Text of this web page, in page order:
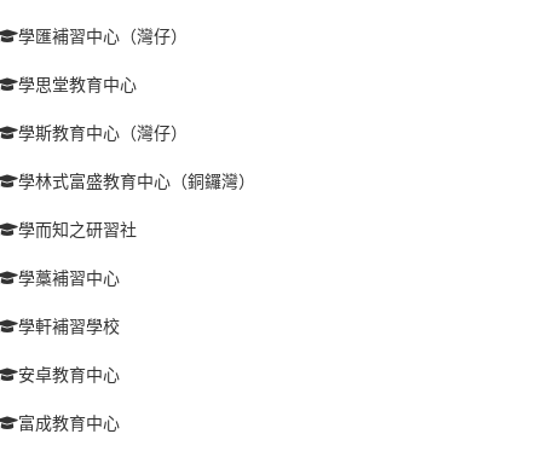
學匯補習中心（灣仔）
學思堂教育中心
學斯教育中心（灣仔）
學林式富盛教育中心（銅鑼灣）
學而知之研習社
學藁補習中心
學軒補習學校
安卓教育中心
富成教育中心